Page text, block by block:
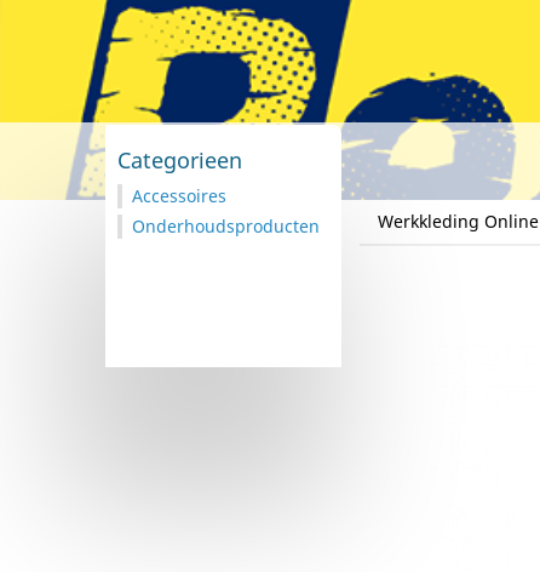
Werkkleding Online
Categorieen
Accessoires
Onderhoudsproducten